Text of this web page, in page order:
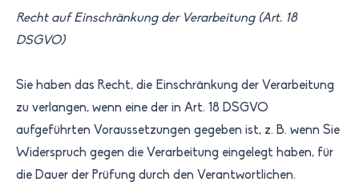
Recht auf Einschränkung der Verarbeitung (Art. 18
DSGVO)
Sie haben das Recht, die Einschränkung der Verarbeitung
zu verlangen, wenn eine der in Art. 18 DSGVO
aufgeführten Voraussetzungen gegeben ist, z. B. wenn Sie
Widerspruch gegen die Verarbeitung eingelegt haben, für
die Dauer der Prüfung durch den Verantwortlichen.